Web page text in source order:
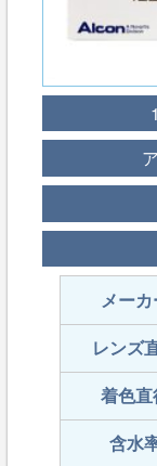
メー
レンズ
着色直
含水